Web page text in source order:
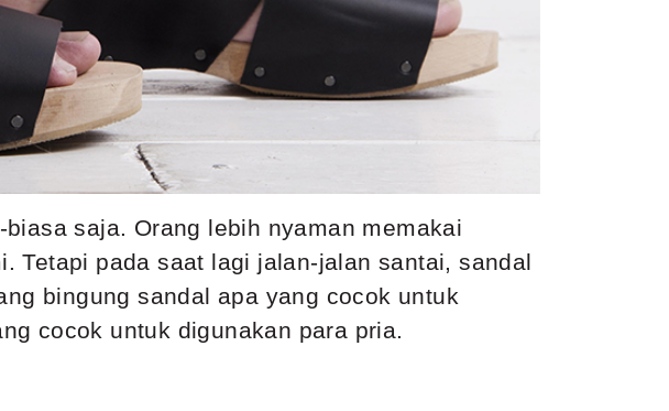
saja. Orang lebih nyaman memakai
Tetapi pada saat lagi jalan-jalan santai, sandal
bingung sandal apa yang cocok untuk
cocok untuk digunakan para pria.